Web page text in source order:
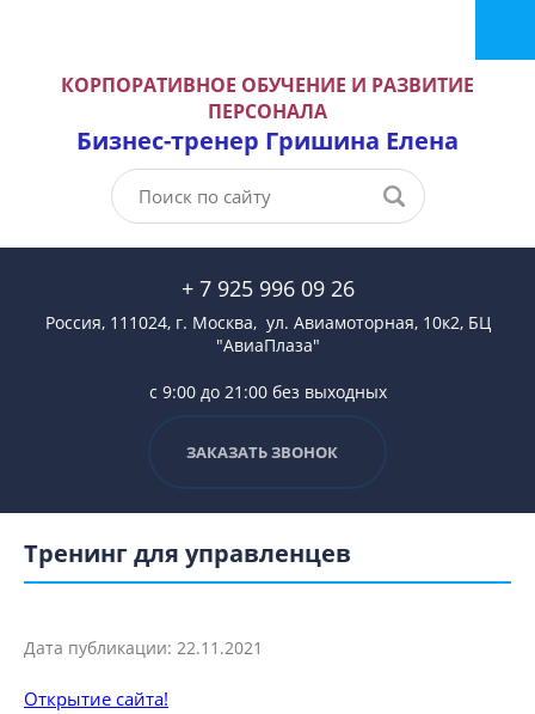
КОРПОРАТИВНОЕ ОБУЧЕНИЕ И РАЗВИТИЕ
ПЕРСОНАЛА
Бизнес-тренер Гришина Елена
+ 7 925 996 09 26
Россия, 111024, г. Москва, ул. Авиамоторная, 10к2, БЦ
"АвиаПлаза"
с 9:00 до 21:00 без выходных
ЗАКАЗАТЬ ЗВОНОК
Тренинг для управленцев
Дата публикации: 22.11.2021
Открытие сайта!